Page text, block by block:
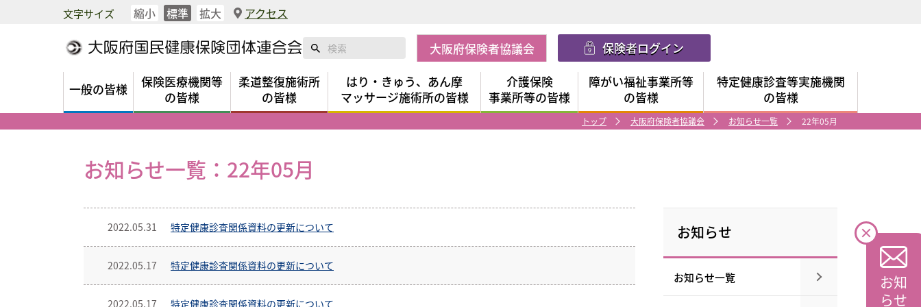
文字サイズ 縮小 標準 拡大 アクセス
大阪府保険者協議会 保険者ログイン
一般の皆様
保険医療機関等
の皆様
柔道整復施術所
の皆様
はり・きゅう、あん摩
マッサージ施術所の皆様
介護保険
事業所等の皆様
障がい福祉事業所等
の皆様
特定健康診査等実施機関
の皆様
トップ 大阪府保険者協議会 お知らせ一覧 22年05月
お知らせ一覧：22年05月
2022.05.31 特定健康診査関係資料の更新について
2022.05.17 特定健康診査関係資料の更新について
2022.05.17 特定健康診査関係資料の更新について
お知らせ
お知らせ一覧
お知
らせ